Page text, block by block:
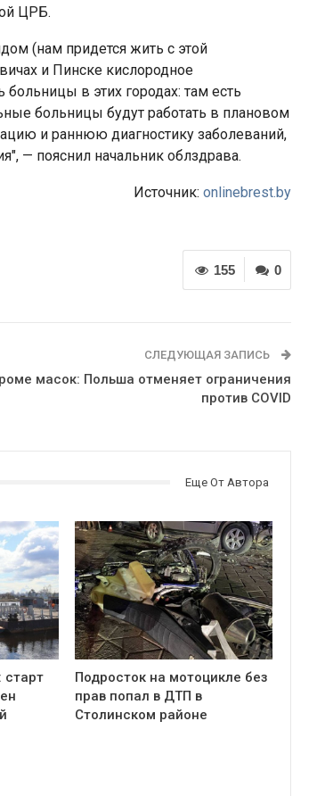
ЦРБ.
(нам придется жить с этой
и Пинске кислородное
в этих городах: там есть
больницы будут работать в плановом
и раннюю диагностику заболеваний,
— пояснил начальник облздрава.
Источник: onlinebrest.by
0
155
СЛЕДУЮЩАЯ ЗАПИСЬ
масок: Польша отменяет ограничения
против COVID
Еще От Автора
старт
Подросток на мотоцикле без
прав попал в ДТП в
Столинском районе